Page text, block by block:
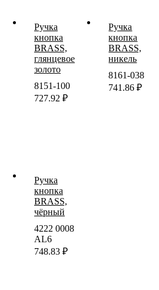
Ручка
кнопка
BRASS,
глянцевое
золото
8151-100
727.92 ₽
Ручка
кнопка
BRASS,
никель
8161-038
741.86₽
Ручка
кнопка
BRASS,
чёрный
4222 0008
AL6
748.83 ₽